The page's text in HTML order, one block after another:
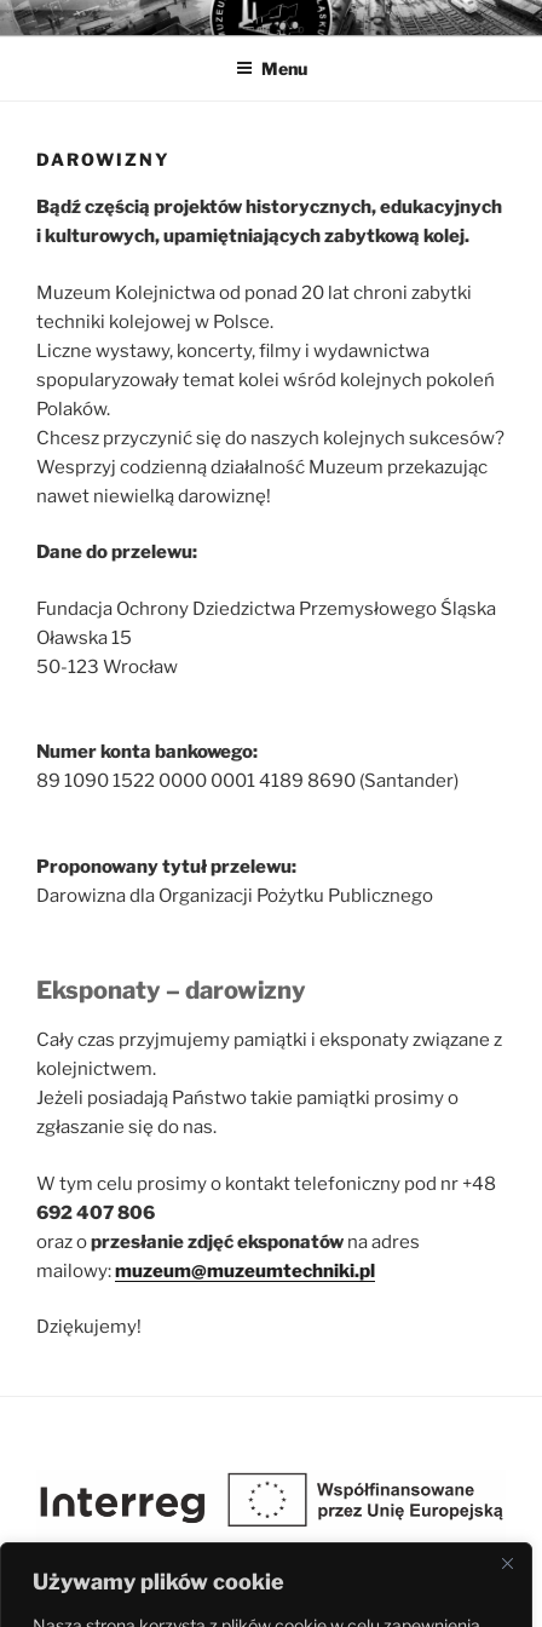
Używamy plików cookie
Przejdź
do
MUZEUM KOLEJNICTWA
Muzeum Kolejnictwa na Śląsku w Jaworzynie Śląskiej
Menu
DAROWIZNY
Bądź częścią projektów historycznych, edukacyjnych
i kulturowych, upamiętniających zabytkową kolej.
Muzeum Kolejnictwa od ponad 20 lat chroni zabytki
techniki kolejowej w Polsce.
Liczne wystawy, koncerty, filmy i wydawnictwa
spopularyzowały temat kolei wśród kolejnych pokoleń
Polaków.
Chcesz przyczynić się do naszych kolejnych sukcesów?
Wesprzyj codzienną działalność Muzeum przekazując
nawet niewielką darowiznę!
Dane do przelewu:
Fundacja Ochrony Dziedzictwa Przemysłowego Śląska
Oławska 15
50-123 Wrocław
Numer konta bankowego:
89 1090 1522 0000 0001 4189 8690 (Santander)
Proponowany tytuł przelewu:
Darowizna dla Organizacji Pożytku Publicznego
Eksponaty – darowizny
Cały czas przyjmujemy pamiątki i eksponaty związane z
kolejnictwem.
Jeżeli posiadają Państwo takie pamiątki prosimy o
zgłaszanie się do nas.
W tym celu prosimy o kontakt telefoniczny pod nr +48
692 407 806
oraz oprzesłanie zdjęć eksponatów na adres
mailowy:muzeum@muzeumtechniki.pl
Dziękujemy!